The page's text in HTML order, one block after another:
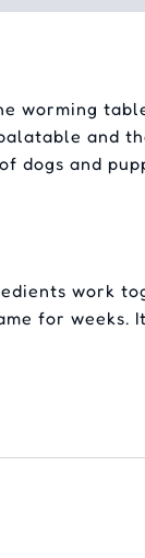
worming
and
dogs and
work
for weeks.